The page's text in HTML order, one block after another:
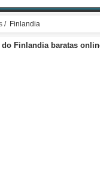
/ Finlandia
Finlandia baratas